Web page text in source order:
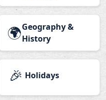
🌍Geography &
History
🎉 Holidays